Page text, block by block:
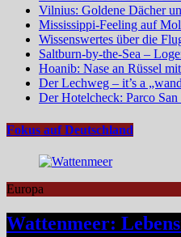
Vilnius: Goldene Dächer
Mississippi-Feeling auf
Wissenswertes über die
Saltburn-by-the-Sea –
Hoanib: Nase an Rüssel
Der Lechweg – it’s a
Der Hotelcheck: Parco
Fokus auf Deutschland
Europa
Wattenmeer: